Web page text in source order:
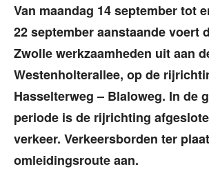
Van maandag 14 september tot
22 september aanstaande voert
Zwolle werkzaamheden uit aan
Westenholterallee, op de
Hasselterweg – Blaloweg. In de
periode is de rijrichting
verkeer. Verkeersborden ter
omleidingsroute aan.